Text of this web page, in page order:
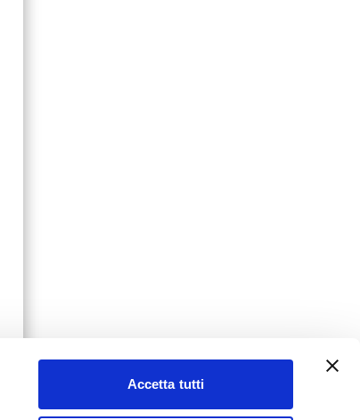
Accetta tutti